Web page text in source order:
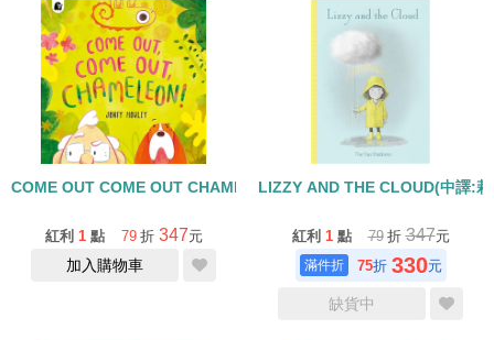
COME OUT COME OUT CHAMELEON
紅利 1 點 79 折 347元
加入購物車
LIZZY AND THE CLOUD(中譯:
紅利 1 點 79 折347元
75折 330元
缺貨中